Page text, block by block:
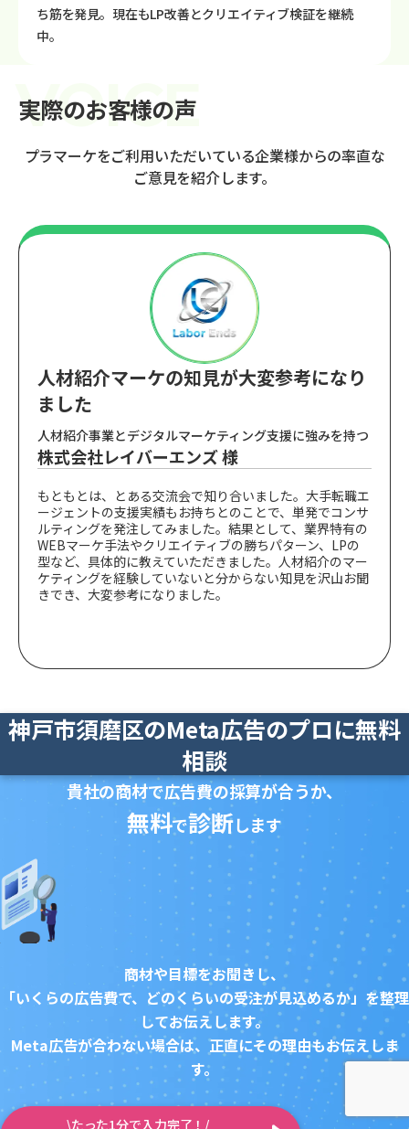
ち筋を発見。現在もLP改善とクリエイティブ検証を継続
中。
実際のお客様の声
プラマーケをご利用いただいている企業様からの率直な
ご意見を紹介します。
人材紹介マーケの知見が大変参考になり
ました
人材紹介事業とデジタルマーケティング支援に強みを持つ
株式会社レイバーエンズ 様
もともとは、とある交流会で知り合いました。大手転職エ
ージェントの支援実績もお持ちとのことで、単発でコンサ
ルティングを発注してみました。結果として、業界特有の
WEBマーケ手法やクリエイティブの勝ちパターン、LPの
型など、具体的に教えていただきました。人材紹介のマー
ケティングを経験していないと分からない知見を沢山お聞
きでき、大変参考になりました。
神戸市須磨区のMeta広告のプロに無料
相談
貴社の商材で広告費の採算が合うか、
無料で診断します
商材や目標をお聞きし、
「いくらの広告費で、どのくらいの受注が見込めるか」を整理
してお伝えします。
Meta広告が合わない場合は、正直にその理由もお伝えしま
す。
\たった1分で入力完了！/